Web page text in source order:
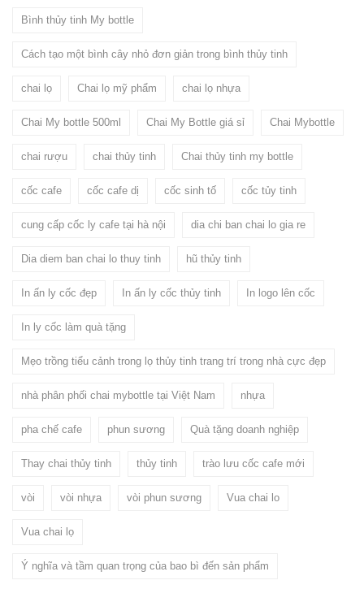
Bình thủy tinh My bottle
Cách tạo một bình cây nhỏ đơn giản trong bình thủy tinh
chai lọ Chai lọ mỹ phẩm chai lọ nhựa
Chai My bottle 500ml Chai My Bottle giá sỉ Chai Mybottle
chai rượu chai thủy tinh Chai thủy tinh my bottle
cốc cafe cốc cafe dị cốc sinh tố cốc tủy tinh
cung cấp cốc ly cafe tại hà nội dia chi ban chai lo gia re
Dia diem ban chai lo thuy tinh hũ thủy tinh
In ấn ly cốc đẹp In ấn ly cốc thủy tinh In logo lên cốc
In ly cốc làm quà tặng
Mẹo trồng tiểu cảnh trong lọ thủy tinh trang trí trong nhà cực đẹp
nhà phân phối chai mybottle tại Việt Nam nhựa
pha chế cafe phun sương Quà tặng doanh nghiệp
Thay chai thủy tinh thủy tinh trào lưu cốc cafe mới
vòi vòi nhựa vòi phun sương Vua chai lo
Vua chai lọ
Ý nghĩa và tầm quan trọng của bao bì đến sản phẩm